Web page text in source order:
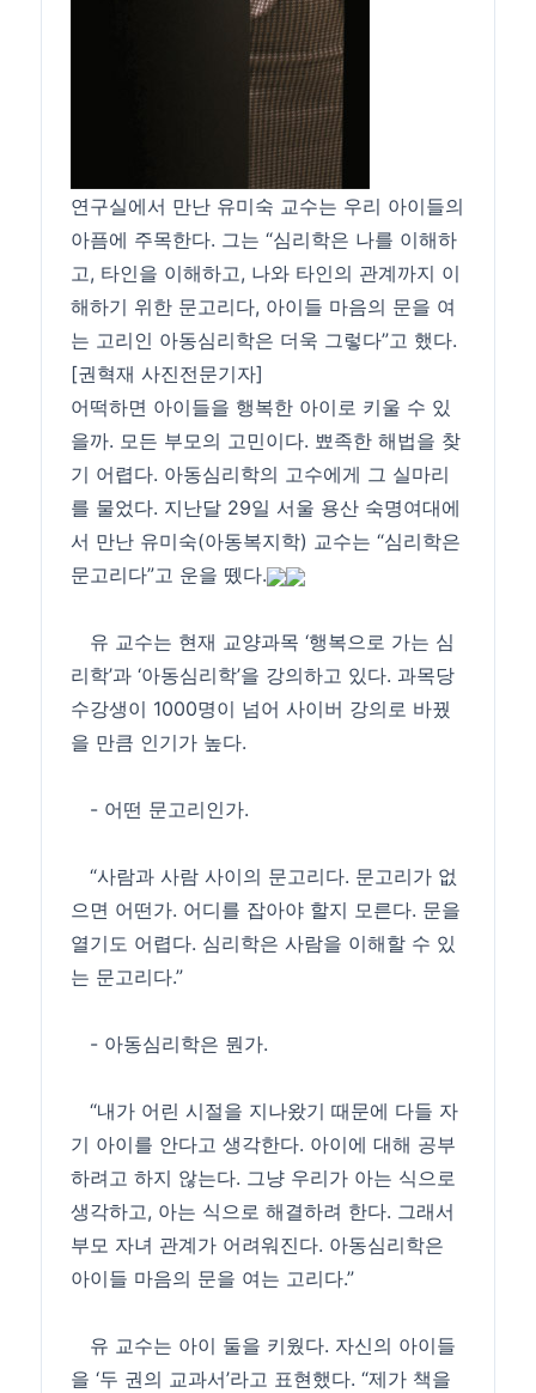
연구실에서 만난 유미숙 교수는 우리 아이들의
아픔에 주목한다. 그는 “심리학은 나를 이해하
고, 타인을 이해하고, 나와 타인의 관계까지 이
해하기 위한 문고리다, 아이들 마음의 문을 여
는 고리인 아동심리학은 더욱 그렇다”고 했다.
[권혁재 사진전문기자]
어떡하면 아이들을 행복한 아이로 키울 수 있
을까. 모든 부모의 고민이다. 뾰족한 해법을 찾
기 어렵다. 아동심리학의 고수에게 그 실마리
를 물었다. 지난달 29일 서울 용산 숙명여대에
서 만난 유미숙(아동복지학) 교수는 “심리학은
문고리다”고 운을 뗐다.
유 교수는 현재 교양과목 ‘행복으로 가는 심
리학’과 ‘아동심리학’을 강의하고 있다. 과목당
수강생이 1000명이 넘어 사이버 강의로 바꿨
을 만큼 인기가 높다.
- 어떤 문고리인가.
“사람과 사람 사이의 문고리다. 문고리가 없
으면 어떤가. 어디를 잡아야 할지 모른다. 문을
열기도 어렵다. 심리학은 사람을 이해할 수 있
는 문고리다.”
- 아동심리학은 뭔가.
“내가 어린 시절을 지나왔기 때문에 다들 자
기 아이를 안다고 생각한다. 아이에 대해 공부
하려고 하지 않는다. 그냥 우리가 아는 식으로
생각하고, 아는 식으로 해결하려 한다. 그래서
부모 자녀 관계가 어려워진다. 아동심리학은
아이들 마음의 문을 여는 고리다.”
유 교수는 아이 둘을 키웠다. 자신의 아이들
을 ‘두 권의 교과서’라고 표현했다. “제가 책을